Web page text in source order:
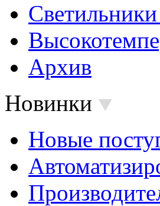
Архив
Новинки
Новые